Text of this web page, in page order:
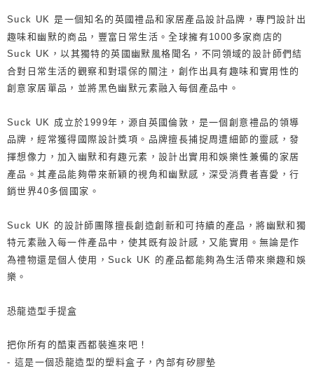
4.訂單成立30分鐘內，如未前往確認交易或遇審核未通過，訂單將自動取
消。如遇「轉專審核」未通過狀況，表示未達大哥付你分期系統評分，恕無
【繳款方式說明】
1.分期款項不併入電信帳單，「大哥付你分期」於每月結算日後寄送繳費提
醒簡訊。
2.透過簡訊連結打開帳單後，可選擇「超商條碼／台灣大直營門市／銀行轉
【注意事項】
1.本服務係由「台灣大哥大股份有限公司」（以下簡稱本公司）所提供，讓
用戶於交易時，得透過本服務購買商品或服務，並由商店將買賣／分期付款
買賣價金債權讓與本公司後，依約使用本公司帳單繳交帳款。
資料（包含姓名、電話或地址）提供予台灣大哥大進項蒐集、處理及利用，
3.完整用戶服務條款，請詳閱以下連結：https://oppay.tw/userRule
１．簡單：不需註冊會員、不需綁卡、不需儲值。
２．便利：只要手機號碼，簡訊認證，即可結帳。
３．安心：先確認商品／服務後，再付款。
【「AFTEE先享後付」結帳流程】
１．於結帳方式選擇「AFTEE先享後付」後，將跳轉至「AFTEE先享後付」
３．收到繳費通知簡訊後14天內，點擊此簡訊中的連結，可透過四大超商／
ATM／網路銀行／等多元方式進行付款，方視為交易完成。
※ 請注意：結帳手續完成當下不需立刻繳費，但若您需要取消訂單，請聯絡
購買商品的店家。未經商家同意取消之訂單仍視為有效，需透過AFTEE先享
後付繳納相關費用。
※ 交易是否成功請以「AFTEE先享後付 」之結帳頁面顯示為準，若有關於
【注意事項】
易，需依本服務之必要範圍內提供個人資料，並將交易相關給付款項請求債
權轉讓予恩沛科技股份有限公司。
３．未成年的使用者請事先徵得法定代理人或監護人之同意方可使用
任。
時審查核予不同之上限額度；若仍有額度不足之情形，本公司將視審查結果
運送方式
宅配
每筆NT$100，滿NT$1,200(含以上)免運費
Suck UK 是一個知名的英國禮品和家居產品設計品牌，專門設計出
趣味和幽默的商品，豐富日常生活。全球擁有1000多家商店的
Suck UK，以其獨特的英國幽默風格聞名，不同領域的設計師們結
合對日常生活的觀察和對環保的關注，創作出具有趣味和實用性的
創意家居單品，並將黑色幽默元素融入每個產品中。
Suck UK 成立於1999年，源自英國倫敦，是一個創意禮品的領導
品牌，經常獲得國際設計獎項。品牌擅長捕捉周遭細節的靈感，發
揮想像力，加入幽默和有趣元素，設計出實用和娛樂性兼備的家居
產品。其產品能夠帶來新穎的視角和幽默感，深受消費者喜愛，行
銷世界40多個國家。
Suck UK 的設計師團隊擅長創造創新和可持續的產品，將幽默和獨
特元素融入每一件產品中，使其既有設計感，又能實用。無論是作
為禮物還是個人使用，Suck UK 的產品都能夠為生活帶來樂趣和娛
樂。
恐龍造型手提盒
把你所有的酷東西都裝進來吧！
- 這是一個恐龍造型的塑料盒子，內部有矽膠墊